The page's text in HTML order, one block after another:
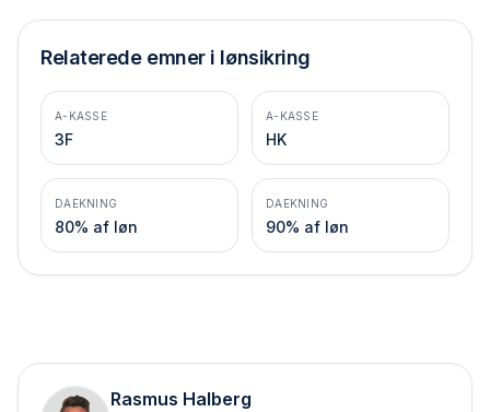
Relaterede emner i lønsikring
A-KASSE
3F
A-KASSE
HK
DAEKNING
80% af løn
DAEKNING
90% af løn
Rasmus Halberg